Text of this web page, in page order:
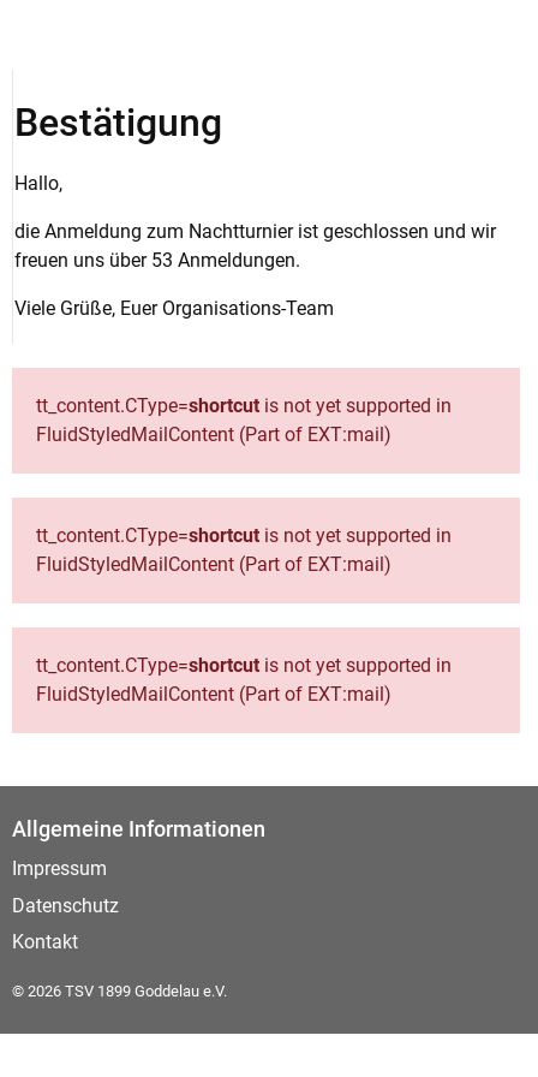
Bestätigung
Hallo,
die Anmeldung zum Nachtturnier ist geschlossen und wir
freuen uns über 53 Anmeldungen.
Viele Grüße, Euer Organisations-Team
tt_content.CType=shortcut is not yet supported in
FluidStyledMailContent (Part of EXT:mail)
tt_content.CType=shortcut is not yet supported in
FluidStyledMailContent (Part of EXT:mail)
tt_content.CType=shortcut is not yet supported in
FluidStyledMailContent (Part of EXT:mail)
Allgemeine Informationen
Impressum
Datenschutz
Kontakt
© 2026 TSV 1899 Goddelau e.V.